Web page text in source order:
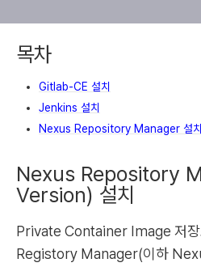
목차
Gitlab-CE 설치
Jenkins 설치
Nexus Repository Manager 설치
Nexus Repository
Version) 설치
Private Container Image 저
Registory Manager(이하